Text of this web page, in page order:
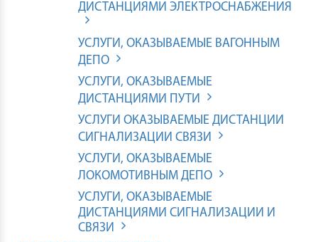
ДИСТАНЦИЯМИ ЭЛЕКТРОСНАБЖЕНИЯ
УСЛУГИ, ОКАЗЫВАЕМЫЕ ВАГОННЫМ
ДЕПО
УСЛУГИ, ОКАЗЫВАЕМЫЕ
ДИСТАНЦИЯМИ ПУТИ
УСЛУГИ ОКАЗЫВАЕМЫЕ ДИСТАНЦИИ
СИГНАЛИЗАЦИИ СВЯЗИ
УСЛУГИ, ОКАЗЫВАЕМЫЕ
ЛОКОМОТИВНЫМ ДЕПО
УСЛУГИ, ОКАЗЫВАЕМЫЕ
ДИСТАНЦИЯМИ СИГНАЛИЗАЦИИ И
СВЯЗИ